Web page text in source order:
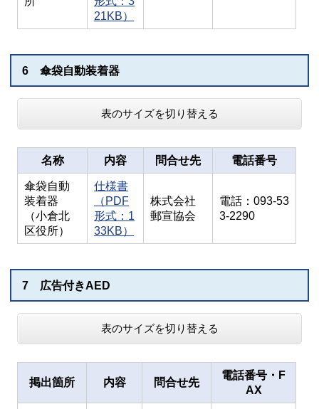
21KB）
6 傘袋自動装着器
表のサイズを切り替える
名称 内容 問合せ先 電話番号
傘袋自動
装着器
（小倉北
区役所）
仕様書
（PDF
形式：1
33KB）
株式会社
郵宣協会
電話：093-53
3-2290
7 広告付きAED
表のサイズを切り替える
掲出箇所 内容 問合せ先
電話番号・F
AX